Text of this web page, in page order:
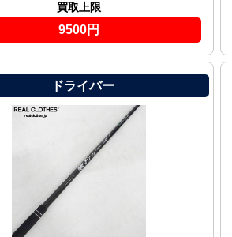
買取上限
9500円
ドライバー